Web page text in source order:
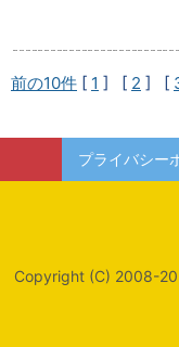
前の10件 [ 1 ] [ 2 ] [
プライバシー
Copyright (C) 2008-